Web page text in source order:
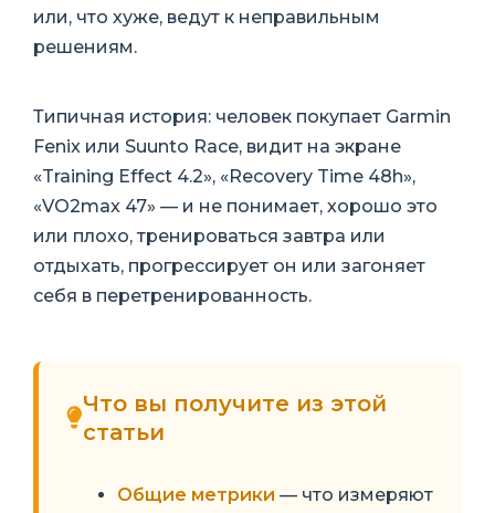
или, что хуже, ведут к неправильным
решениям.
Типичная история: человек покупает Garmin
Fenix или Suunto Race, видит на экране
«Training Effect 4.2», «Recovery Time 48h»,
«VO2max 47» — и не понимает, хорошо это
или плохо, тренироваться завтра или
отдыхать, прогрессирует он или загоняет
себя в перетренированность.
Что вы получите из этой
статьи
Общие метрики — что измеряют